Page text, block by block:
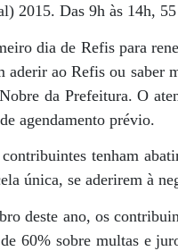
2015. Das 9h às 14h,
dia de Refis para
aderir ao Refis ou saber
da Prefeitura. O
agendamento prévio.
tenham
única, se aderirem à
deste ano, os
60% sobre multas e